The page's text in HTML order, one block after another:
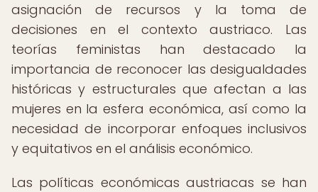
asignación de recursos y la toma de
decisiones en el contexto austriaco. Las
teorías feministas han destacado la
importancia de reconocer las desigualdades
históricas y estructurales que afectan a las
mujeres en la esfera económica, así como la
necesidad de incorporar enfoques inclusivos
y equitativos en el análisis económico.
Las políticas económicas austriacas se han